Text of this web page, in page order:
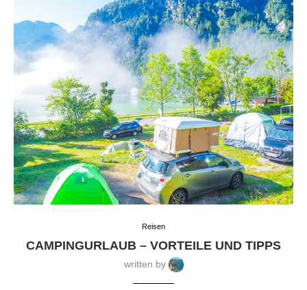
Reisen
CAMPINGURLAUB – VORTEILE UND TIPPS
written by